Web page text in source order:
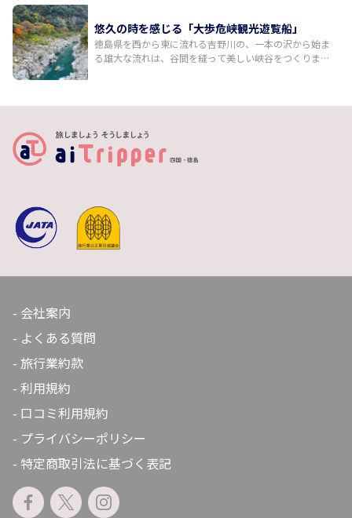
す。抜群の景色に加え、歩くたびにきしんでゆらゆらと
揺れるのスリルも味わえます。
悠久の時を感じる「大歩危峡観光遊覧船」
徳島県を西から東に流れる吉野川の、一本の沢から始ま
る雄大な流れは、谷間を縫って美しい峡谷をつくりまし
野川の激流が形成した雄大な景観と自然の神秘を感じら
れる渓谷約8キロを船で巡ります。
会社案内
よくある質問
旅行業約款
利用規約
口コミ利用規約
プライバシーポリシー
特定商取引法に基づく表記